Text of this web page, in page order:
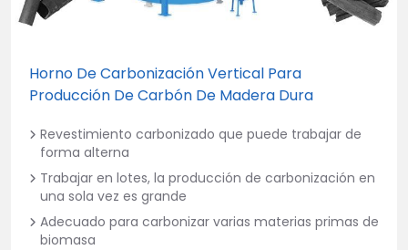
Horno De Carbonización Vertical Para
Producción De Carbón De Madera Dura
Revestimiento carbonizado que puede trabajar de
forma alterna
Trabajar en lotes, la producción de carbonización en
una sola vez es grande
Adecuado para carbonizar varias materias primas de
biomasa